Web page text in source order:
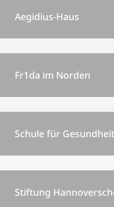
Aegidius-Haus
Fr1da im Norden
Schule für
Stiftung